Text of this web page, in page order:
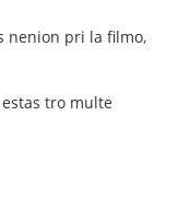
nenion pri la filmo,
tro multe